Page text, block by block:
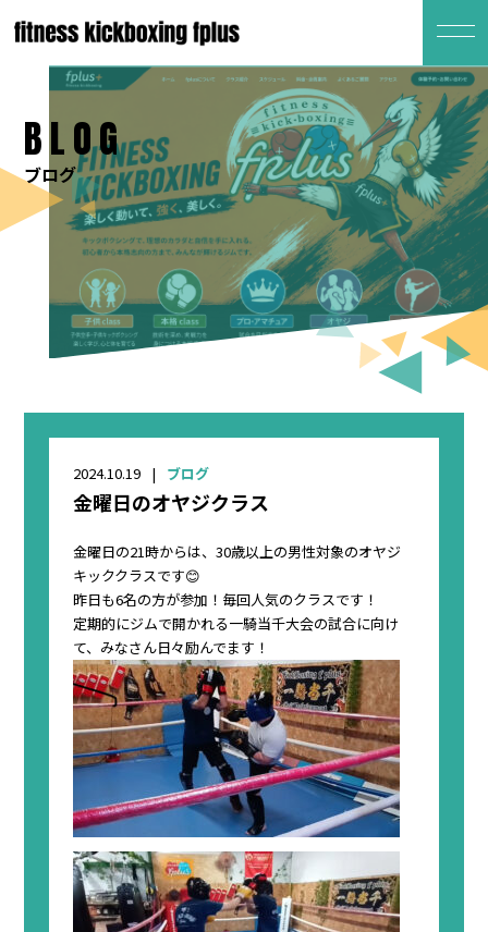
BLOG
ブログ
2024.10.19 ブログ
金曜日のオヤジクラス
金曜日の21時からは、30歳以上の男性対象のオヤジ
キッククラスです😊
昨日も6名の方が参加！毎回人気のクラスです！
定期的にジムで開かれる一騎当千大会の試合に向け
て、みなさん日々励んでます！